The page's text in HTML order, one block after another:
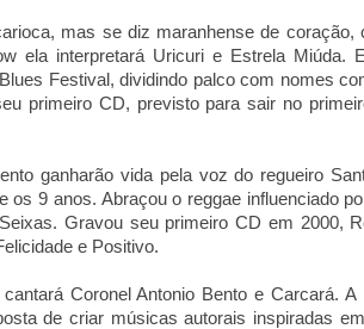
mas se diz maranhense de coração,
ela interpretará Uricuri e Estrela Miúda.
Festival, dividindo palco com nomes
primeiro CD, previsto para sair no
ganharão vida pela voz do regueiro
os 9 anos. Abraçou o reggae influenciado
Gravou seu primeiro CD em 2000,
e Positivo.
Coronel Antonio Bento e Carcará. A
de criar músicas autorais inspiradas